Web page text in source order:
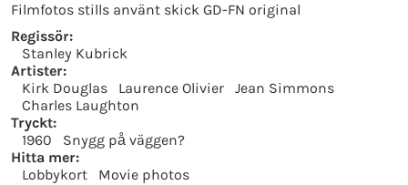
Filmfotos stills använt skick GD-FN original
Regissör:
Stanley Kubrick
Artister:
Kirk Douglas
Laurence Olivier
Jean Simmons
Charles Laughton
Tryckt:
1960
Snygg på väggen?
Hitta mer:
Lobbykort
Movie photos